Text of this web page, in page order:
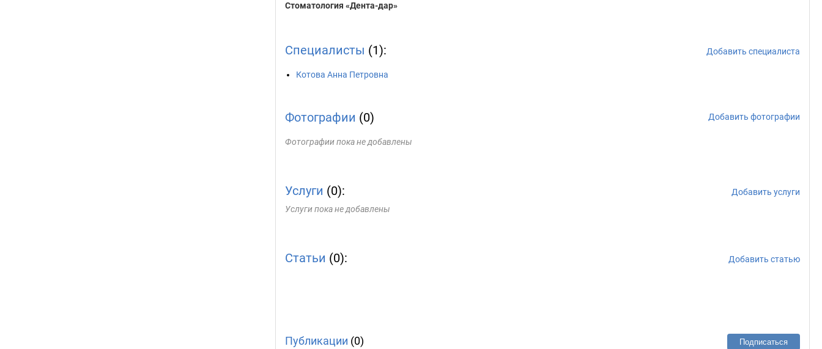
Стоматология «Дента-дар»
Специалисты (1): Добавить специалиста
Котова Анна Петровна
Фотографии (0) Добавить фотографии
Фотографии пока не добавлены
Услуги (0):
Добавить услуги
Услуги пока не добавлены
Статьи (0): Добавить статью
Публикации (0) Подписаться